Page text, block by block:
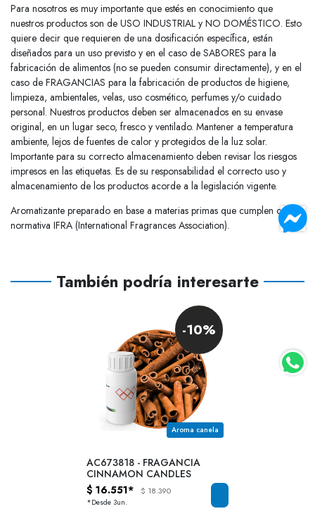
Para nosotros es muy importante que estés en conocimiento que
nuestros productos son de USO INDUSTRIAL y NO DOMÉSTICO. Esto
quiere decir que requieren de una dosificación específica, están
diseñados para un uso previsto y en el caso de SABORES para la
fabricación de alimentos (no se pueden consumir directamente), y en el
caso de FRAGANCIAS para la fabricación de productos de higiene,
limpieza, ambientales, velas, uso cosmético, perfumes y/o cuidado
personal. Nuestros productos deben ser almacenados en su envase
original, en un lugar seco, fresco y ventilado. Mantener a temperatura
ambiente, lejos de fuentes de calor y protegidos de la luz solar.
Importante para su correcto almacenamiento deben revisar los riesgos
impresos en las etiquetas. Es de su responsabilidad el correcto uso y
almacenamiento de los productos acorde a la legislación vigente.
Aromatizante preparado en base a materias primas que cumplen con
normativa IFRA (International Fragrances Association).
También podría interesarte
-10%
Aroma canela
AC673818 - FRAGANCIA
CINNAMON CANDLES
$ 16.551*
$ 18.390
*Desde 3un.